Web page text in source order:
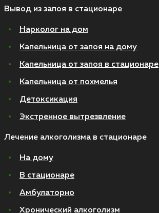
Вывод из запоя в стационаре
Нарколог на дом
Капельница от запоя на дому
Капельница от запоя в стационаре
Капельница от похмелья
Детоксикация
Экстренное вытрезвление
Лечение алкоголизма в стационаре
На дому
В стационаре
Амбулаторно
Хронический алкоголизм